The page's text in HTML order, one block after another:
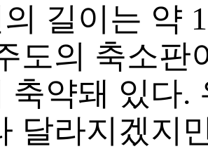
길이는 약
도의 축소판
축약돼 있다.
달라지겠지